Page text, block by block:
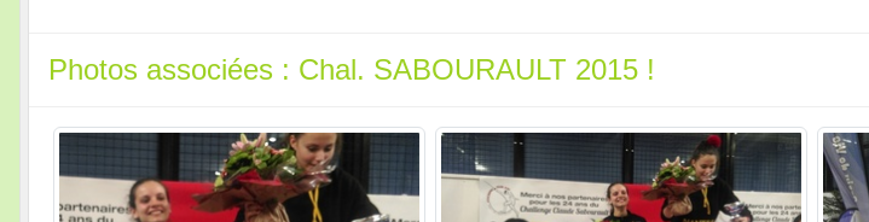
Photos associées : Chal. SABOURAULT 2015 !